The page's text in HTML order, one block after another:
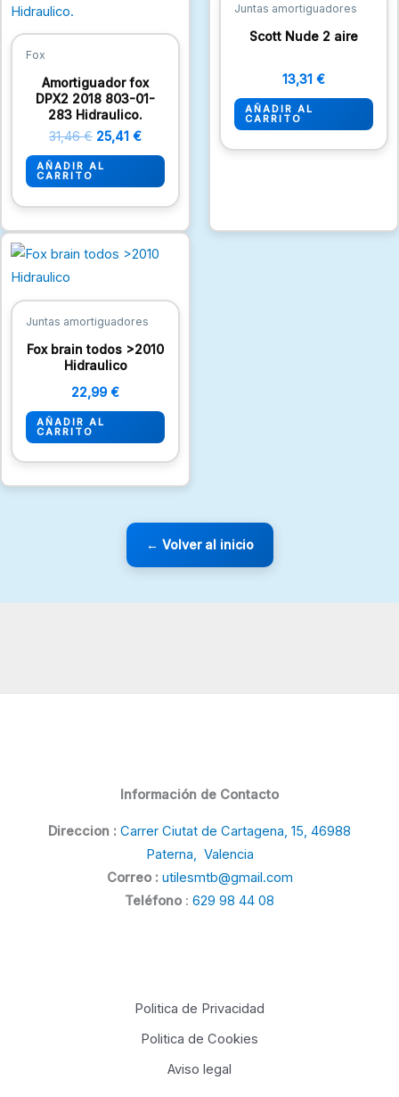
Fox
Amortiguador fox
DPX2 2018 803-01-
283 Hidraulico.
31,46€ 25,41 €
AÑADIR AL
CARRITO
Juntas amortiguadores
Scott Nude 2 aire
13,31 €
AÑADIR AL
CARRITO
Juntas amortiguadores
Fox brain todos >2010
Hidraulico
22,99 €
AÑADIR AL
CARRITO
← Volver al inicio
Información de Contacto
Direccion : Carrer Ciutat de Cartagena, 15, 46988
Paterna, Valencia
Correo : utilesmtb@gmail.com
Teléfono : 629 98 44 08
Politica de Privacidad
Politica de Cookies
Aviso legal